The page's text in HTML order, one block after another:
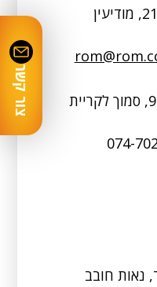
צור קשר
– צומת כח, כביש 90, סמוך לקריית
074-
נאות חובב